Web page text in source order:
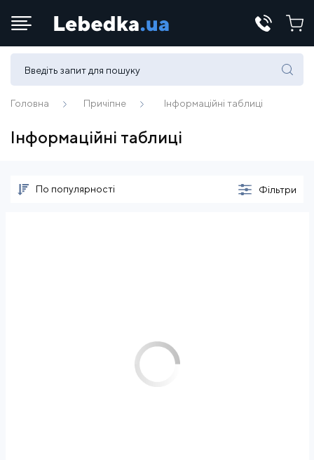
Телефони:
(067) 430 82-15
Головна Причіпне Інформаційні таблиці
Інформаційні таблиці
По популярності Фільтри